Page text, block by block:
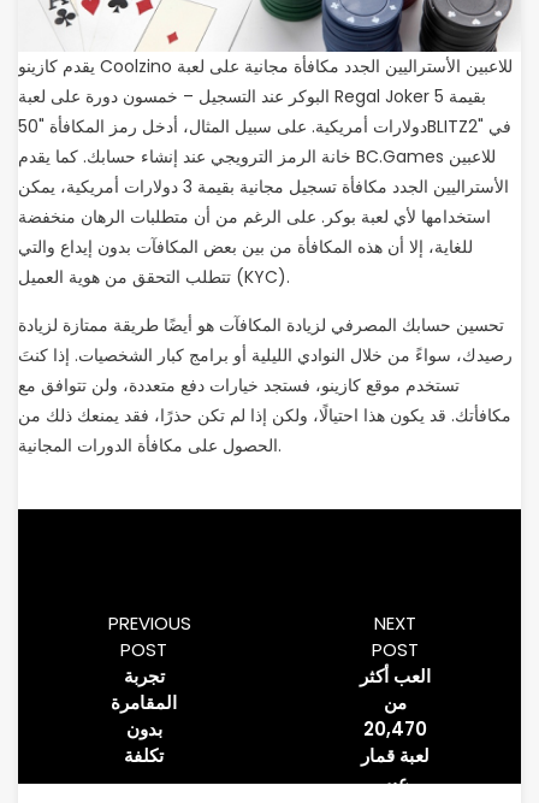
يقدم كازينو Coolzino للاعبين الأستراليين الجدد مكافأة مجانية على لعبة
البوكر عند التسجيل – خمسون دورة على لعبة Regal Joker بقيمة 5
دولارات أمريكية. على سبيل المثال، أدخل رمز المكافأة "50BLITZ2" في
خانة الرمز الترويجي عند إنشاء حسابك. كما يقدم BC.Games للاعبين
الأستراليين الجدد مكافأة تسجيل مجانية بقيمة 3 دولارات أمريكية، يمكن
استخدامها لأي لعبة بوكر. على الرغم من أن متطلبات الرهان منخفضة
للغاية، إلا أن هذه المكافأة من بين بعض المكافآت بدون إيداع والتي
تتطلب التحقق من هوية العميل (KYC).
تحسين حسابك المصرفي لزيادة المكافآت هو أيضًا طريقة ممتازة لزيادة
رصيدك، سواءً من خلال النوادي الليلية أو برامج كبار الشخصيات. إذا كنتَ
تستخدم موقع كازينو، فستجد خيارات دفع متعددة، ولن تتوافق مع
مكافأتك. قد يكون هذا احتيالًا، ولكن إذا لم تكن حذرًا، فقد يمنعك ذلك من
الحصول على مكافأة الدورات المجانية.
PREVIOUS
POST
تجربة
المقامرة
بدون
تكلفة
NEXT
POST
العب أكثر
من
20,470
لعبة قمار
عبر